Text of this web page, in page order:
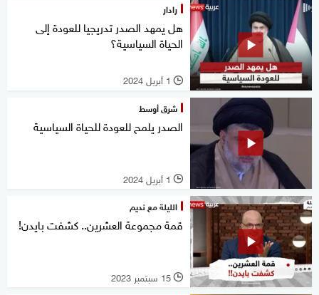
رادار
هل يمهد الصدر تدريجيا للعودة إلى
الحياة السياسية؟
l 1 أبريل 2024
شرق أوسط
الصدر يلمح للعودة للحياة السياسية
l 1 أبريل 2024
الليلة مع نديم
قمة مجموعة العشرين.. كشفت بايدن!
l 15 سبتمبر 2023